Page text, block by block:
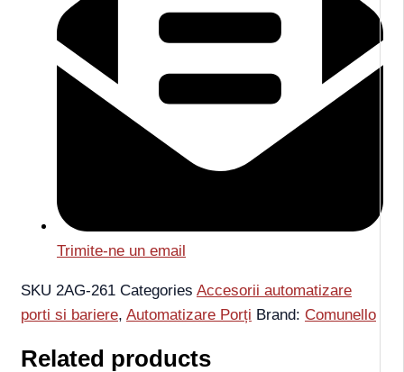
Trimite-ne un email
SKU 2AG-261 Categories Accesorii automatizare
porti si bariere, Automatizare Porți Brand: Comunello
Related products